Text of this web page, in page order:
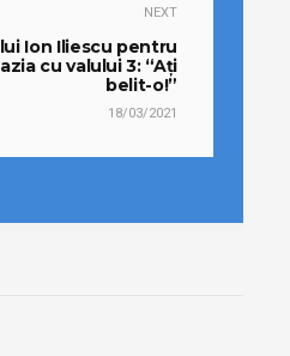
NEXT
Ion Iliescu pentru
cu valului 3: “Ați
belit-o!”
18/03/2021